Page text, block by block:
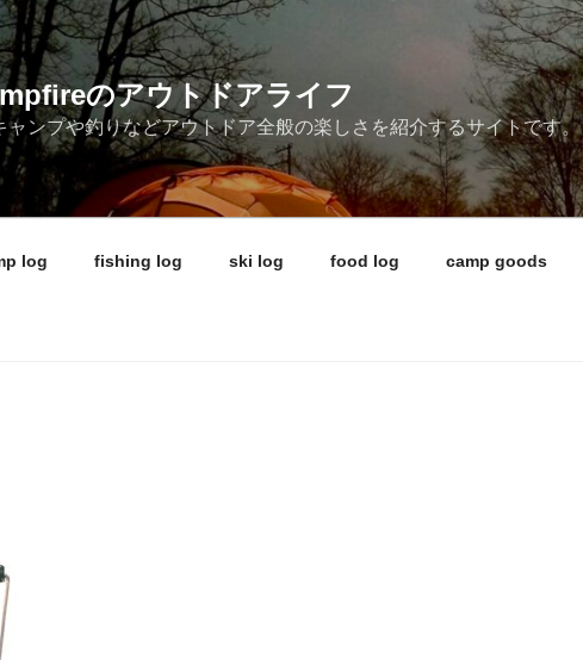
のアウトドアライフ
ャンプや釣りなどアウトドア全般の楽しさを紹介するサイトです。
log fishing log ski log food log camp goods